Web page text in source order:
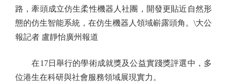
路，牽頭成立仿生柔性機器人社團，開發更貼近自然形
態的仿生智能系統，在仿生機器人領域嶄露頭角。\大公
報記者 盧靜怡廣州報道
在17日舉行的學術成就獎及公益實踐獎評選中，多
位港生在科研與社會服務領域展現實力。